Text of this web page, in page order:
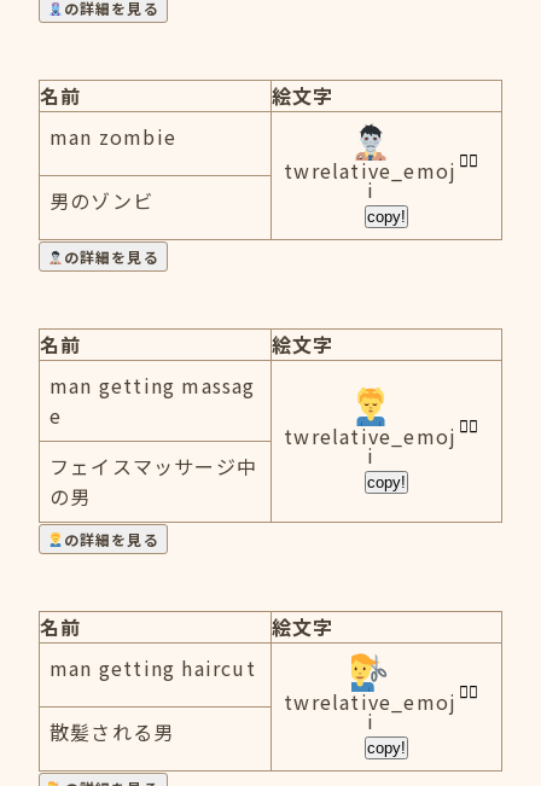
の詳細を見る
名前
絵文字
man zombie
twrelative_emoj
i
copy!
男のゾンビ
の詳細を見る
名前
絵文字
man getting massag
e
twrelative_emoj
i
copy!
フェイスマッサージ中
の男
の詳細を見る
名前
絵文字
man getting haircut
twrelative_emoj
i
copy!
散髪される男